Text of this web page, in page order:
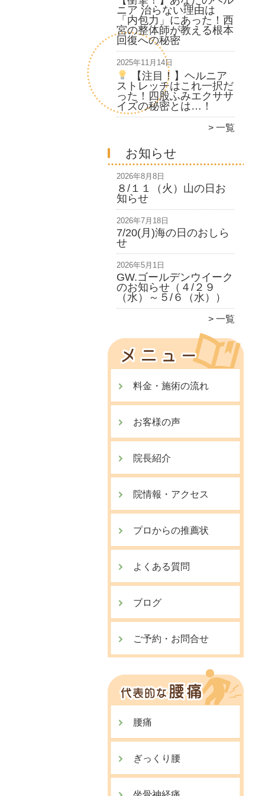
ニア 治らない理由は
「内包力」にあった！西
宮の整体師が教える根本
回復への秘密
2025年11月14日
【注目！】ヘルニア
ストレッチはこれ一択だ
った！四股ふみエクササ
イズの秘密とは…！
一覧
お知らせ
2026年8月8日
８/１１（火）山の日お
知らせ
2026年7月18日
7/20(月)海の日のおしら
せ
2026年5月1日
GW.ゴールデンウイーク
のお知らせ（４/２９
（水）～５/６（水））
一覧
料金・施術の流れ
お客様の声
院長紹介
院情報・アクセス
プロからの推薦状
よくある質問
ブログ
ご予約・お問合せ
腰痛
ぎっくり腰